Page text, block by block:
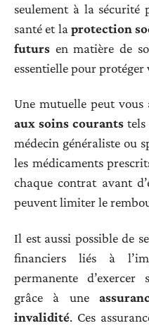
seulement à la sécurité
santé et la protection
futurs en matière de
essentielle pour
Une mutuelle peut
aux soins courants tels
médecin généraliste ou
les médicaments
chaque contrat avant
peuvent limiter le
Il est aussi possible de
financiers liés à
permanente d’exercer
grâce à une
invalidité. Ces